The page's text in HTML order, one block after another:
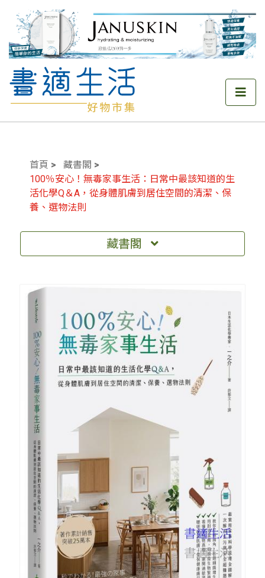
首頁
藏書閣
100％安心！無毒家事生活：日常中最該知道的生
活化學Q＆A，從身體肌膚到居住空間的清潔、保
養、選物法則
藏書閣